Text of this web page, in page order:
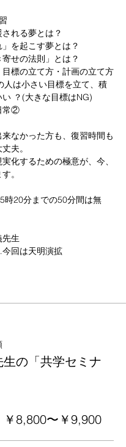
される夢とは？
」を起こす夢とは？
寄せの法則」とは？
目標の立て方・計画の立て方
人は小さい目標を立て、積
？(大きな目標はNG)
常②
なかった方も、復習時間も
夫。
化するための極意が、今、
。
時20分までの50分間は無
生
回は天明演拡
の「共学セミナ
8,800〜￥9,900